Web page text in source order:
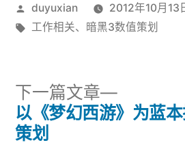
发
布
duyuxian 2012年10月13
标
工作相关、 暗黑3数值策划
文
下一篇文章
下
一
以《梦幻西游》为蓝
策划